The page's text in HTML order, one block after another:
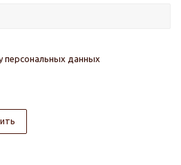
персональных данных